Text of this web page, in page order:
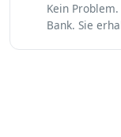
Kein
Bank. Sie